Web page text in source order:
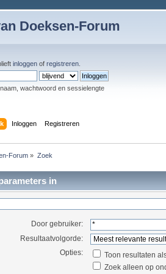
Doeksen-Forum
inloggen of registreren
wachtwoord en sessielengte
Inloggen Registreren
Forum » Zoek
in
Door gebruiker:
Resultaatvolgorde:
Opties:
Toon resultaten
Zoek alleen op